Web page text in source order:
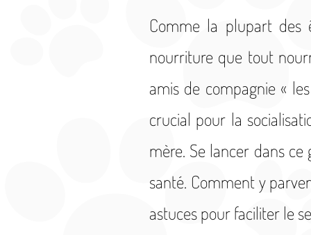
Comme la plupart des
nourriture que tout
amis de compagnie «
crucial pour la
mère. Se lancer dans
santé. Comment y
astuces pour faciliter le